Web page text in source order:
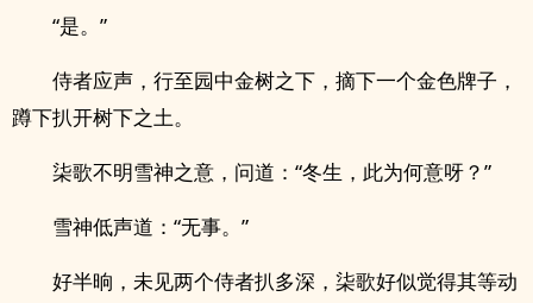
“是。”
侍者应声，行至园中金树之下，摘下一个金色牌子，
蹲下扒开树下之土。
柒歌不明雪神之意，问道：“冬生，此为何意呀？”
雪神低声道：“无事。”
好半晌，未见两个侍者扒多深，柒歌好似觉得其等动